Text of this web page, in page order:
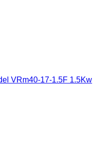
VRm40-17-1.5F 1.5Kw